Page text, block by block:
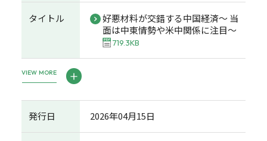
タイトル
好悪材料が交錯する中国経済～ 当
面は中東情勢や米中関係に注目～
719.3KB
VIEW MORE
発行日 2026年04月15日